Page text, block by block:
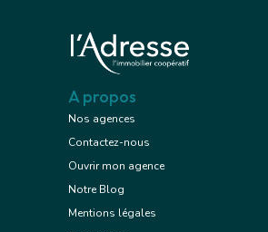
A propos
Nos agences
Contactez-nous
Ouvrir mon agence
Notre Blog
Mentions légales